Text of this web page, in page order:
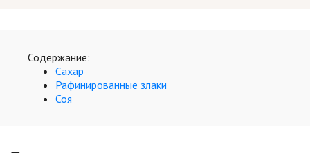
Работа и бизнес
Животные
Еда и напитки
Содержание:
Сахар
Рафинированные злаки
Соя